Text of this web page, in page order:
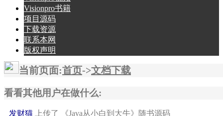
Visionpro书籍
项目源码
下载资源
联系本网
版权声明
当前页面:首页->文档下载
看看其他用户在做什么:
素未平生上传了 OkHttp网络框架jar包
绝对零度上传了 《深入浅出WPF》随书源码
longsi
上传了 iOS 直播
发财猫 上传了 《Java从小白到大牛》随书源码